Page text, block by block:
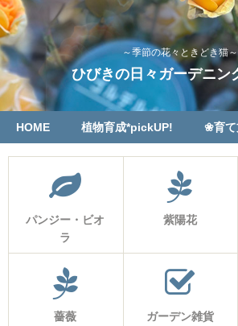
～季節の花々ときどき猫～
ひびきの日々ガーデニン
HOME 植物育成*pickUP! ❀育
パンジー・ビオ
ラ
紫陽花
薔薇 ガーデン雑貨